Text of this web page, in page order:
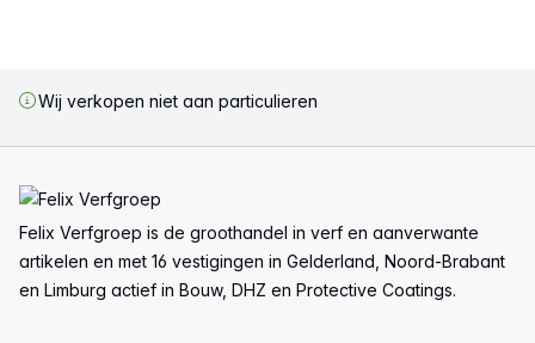
Wij verkopen niet aan particulieren
Felix Verfgroep is de groothandel in verf en aanverwante
artikelen en met 16 vestigingen in Gelderland, Noord-Brabant
en Limburg actief in Bouw, DHZ en Protective Coatings.